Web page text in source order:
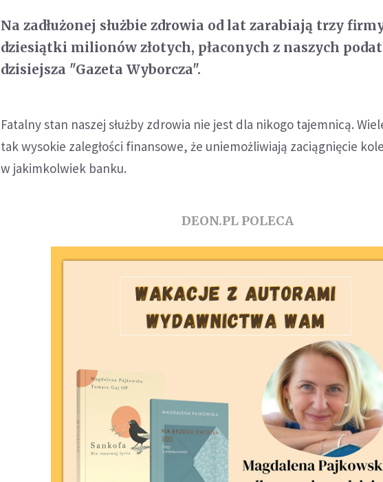
Na zadłużonej służbie zdrowia od lat zarabiają trzy
dziesiątki milionów złotych, płaconych z naszych
dzisiejsza "Gazeta Wyborcza".
Fatalny stan naszej służby zdrowia nie jest dla nikogo tajemnicą.
tak wysokie zaległości finansowe, że uniemożliwiają zaciągnięcie
w jakimkolwiek banku.
DEON.PL POLECA